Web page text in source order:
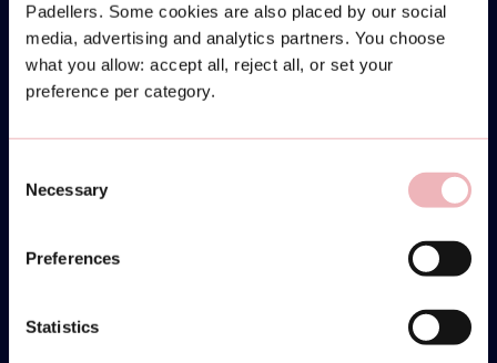
Padellers. Some cookies are also placed by our social
media, advertising and analytics partners. You choose
what you allow: accept all, reject all, or set your
preference per category.
Selection
Necessary
Preferences
Statistics